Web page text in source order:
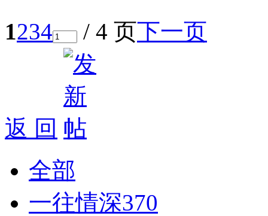
1234 / 4 页下一页
返 回
全部
一往情深370